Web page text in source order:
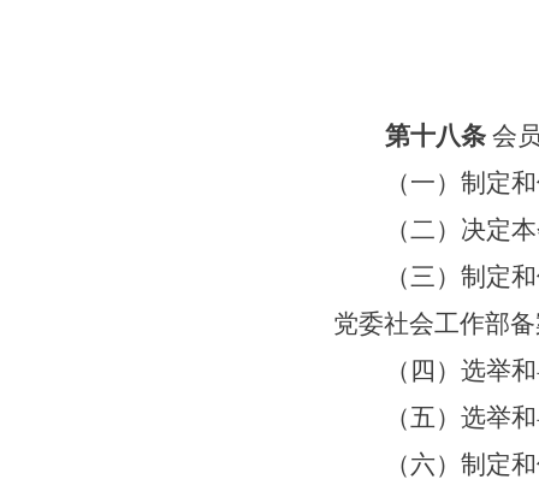
第十八条 会
（一）制定
（二）决定
（三）制定
党委社会工作部
（四）选举
（五）选举
（六）制定